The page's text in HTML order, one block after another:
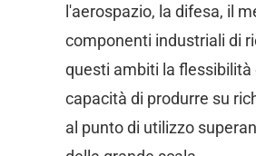
l'aerospazio, la difesa, il
componenti industriali di
questi ambiti la flessibilità
capacità di produrre su
al punto di utilizzo